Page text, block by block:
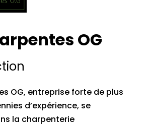
OG
OG, entreprise forte de plus
d’expérience, se
la charpenterie